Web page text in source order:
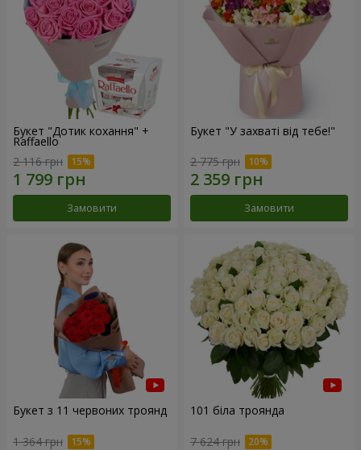
Букет "Дотик кохання" +
Raffaello
2 116 грн
Замовити
Букет "У захваті від тебе!"
2 775 грн
Замовити
Букет з 11 червоних троянд
1 364 грн
101 біла троянда
7 624 грн